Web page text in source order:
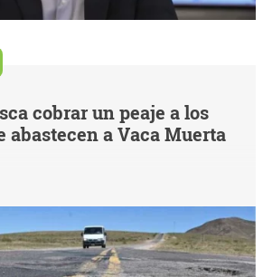
cobrar un peaje a los
abastecen a Vaca Muerta